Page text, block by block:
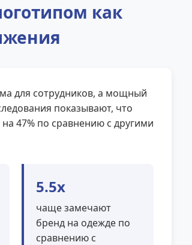
как
для сотрудников, а мощный
показывают, что
47% по сравнению с другими
5.5x
чаще замечают
бренд на одежде по
сравнению с